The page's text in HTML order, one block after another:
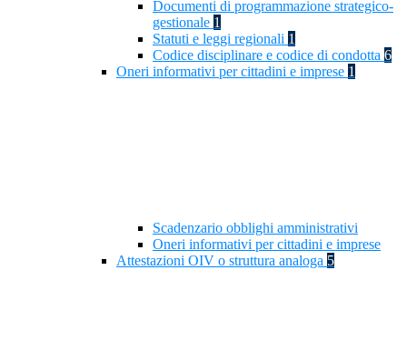
Documenti di programmazione strategico-
gestionale 1
Statuti e leggi regionali 1
Codice disciplinare e codice di condotta 6
Oneri informativi per cittadini e imprese 1
Scadenzario obblighi amministrativi
Oneri informativi per cittadini e imprese
Attestazioni OIV o struttura analoga 5